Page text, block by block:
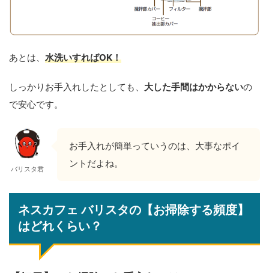
あとは、 水洗いすればOK！
しっかりお手入れしたとしても、 大した手間はかからないの
で安心です。
バリスタ君
お手入れが簡単っていうのは、大事なポイ
ントだよね。
ネスカフェ バリスタの【お掃除する頻度】
はどれくらい？